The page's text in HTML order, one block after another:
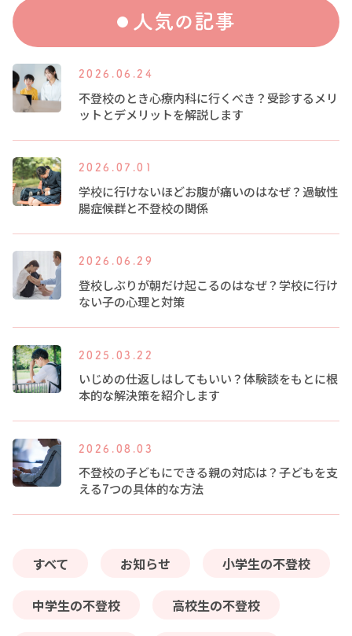
人気の記事
2026.06.24
不登校のとき心療内科に行くべき？受診するメリ
ットとデメリットを解説します
2026.07.01
学校に行けないほどお腹が痛いのはなぜ？過敏性
腸症候群と不登校の関係
2026.06.29
登校しぶりが朝だけ起こるのはなぜ？学校に行け
ない子の心理と対策
2025.03.22
いじめの仕返しはしてもいい？体験談をもとに根
本的な解決策を紹介します
2026.08.03
不登校の子どもにできる親の対応は？子どもを支
える7つの具体的な方法
すべて お知らせ 小学生の不登校
中学生の不登校 高校生の不登校